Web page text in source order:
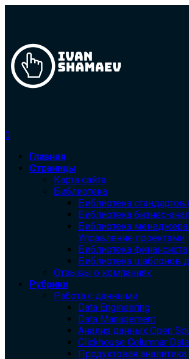
0
Главная
Страницы
Карта сайта
Библиотека
Библиотека cтандартов
Библиотека бизнес-
Библиотека
Управление проектами
Библиотека финансиста
Библиотека шаблонов
Отзывы о компаниях
Рубрики
Работа с данными
Data Engineering
Data Management
Анализ данных Open
Clickhouse Columnar
Продуктовая аналитика